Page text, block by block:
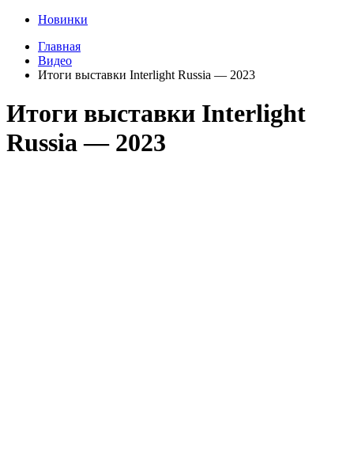
Новинки
Главная
Видео
Итоги выставки Interlight Russia — 2023
Итоги выставки Interlight
Russia — 2023